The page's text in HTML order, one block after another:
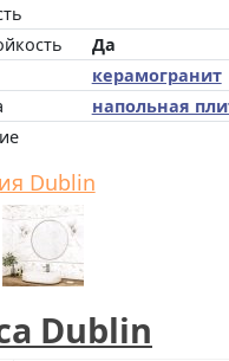
Да
керамогранит
напольная
Dublin
Dublin